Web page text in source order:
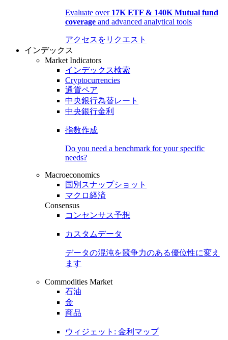
Evaluate over 17K ETF & 140K Mutual fund
coverage and advanced analytical tools
アクセスをリクエスト
インデックス
Market Indicators
インデックス検索
Cryptocurrencies
通貨ペア
中央銀行為替レート
中央銀行金利
指数作成
Do you need a benchmark for your specific
needs?
Macroeconomics
国別スナップショット
マクロ経済
Consensus
コンセンサス予想
カスタムデータ
データの混沌を競争力のある優位性に変え
ます
Commodities Market
石油
金
商品
ウィジェット: 金利マップ